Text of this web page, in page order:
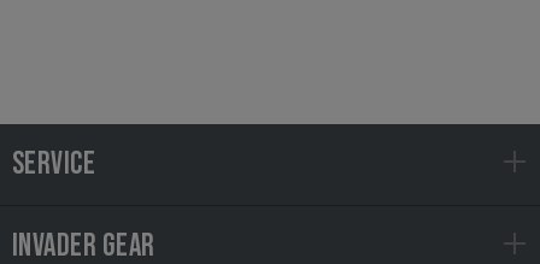
SERVICE
INVADER GEAR